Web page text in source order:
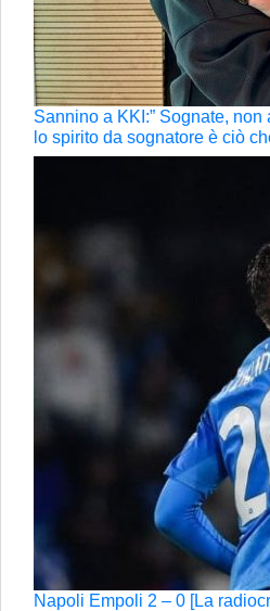
Sannino a KKI:” Sognate,
lo spirito da sognatore è ciò
Napoli Empoli 2 – 0 [La